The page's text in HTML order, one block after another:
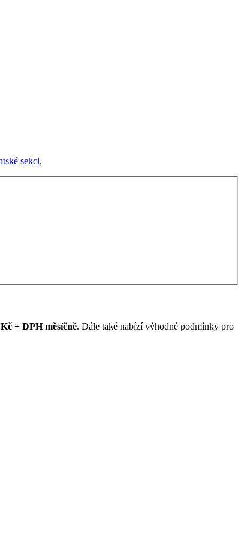
sekci.
+ DPH měsíčně. Dále také nabízí výhodné podmínky pro